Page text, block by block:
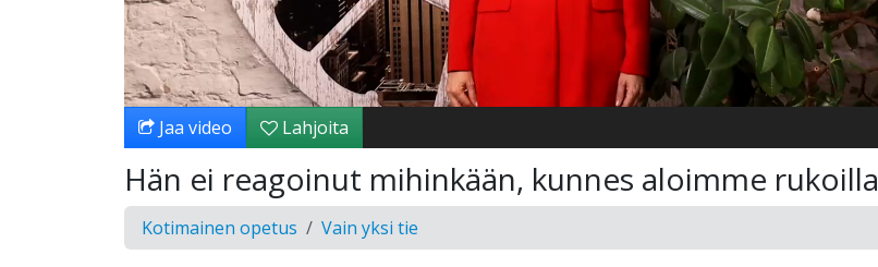
Jaa video Lahjoita
Hän ei reagoinut mihinkään, kunnes aloimme rukoilla
Kotimainen opetus Vain yksi tie